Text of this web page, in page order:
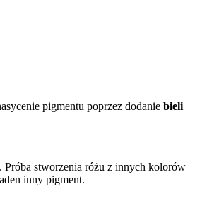
pigmentu poprzez dodanie bieli
stworzenia różu z innych kolorów
inny pigment.